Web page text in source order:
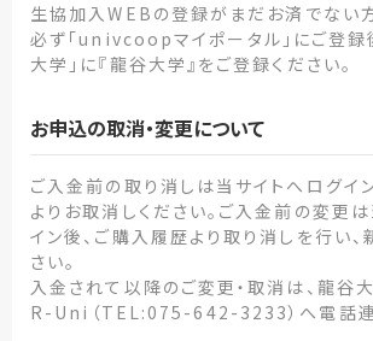
生協加入WEBの登録がまだお済でない
必ず「univcoopマイポータル」にご登録
大学」に『龍谷大学』をご登録ください。
お申込の取消・変更について
ご入金前の取り消しは当サイトへログイ
よりお取消しください。ご入金前の変更
イン後、ご購入履歴より取り消しを行い、
さい。
入金されて以降のご変更・取消は、龍谷
R-Uni（TEL:075-642-3233）へ電話連